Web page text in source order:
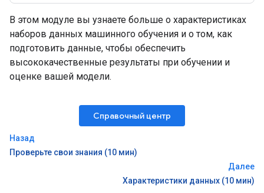
В этом модуле вы узнаете больше о характеристиках
наборов данных машинного обучения и о том, как
подготовить данные, чтобы обеспечить
высококачественные результаты при обучении и
оценке вашей модели.
Справочный центр
Назад
Проверьте свои знания (10 мин)
Далее
Характеристики данных (10 мин)